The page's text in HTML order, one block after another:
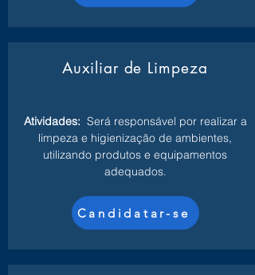
Auxiliar de Limpeza
Atividades: Será responsável por realizar a
limpeza e higienização de ambientes,
utilizando produtos e equipamentos
adequados.
Candidatar-se